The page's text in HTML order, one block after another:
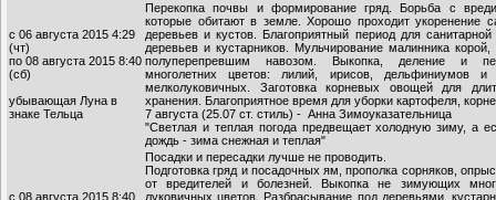
с 06 августа 2015 4:29
(чт)
по 08 августа 2015 8:40
(сб)
убывающая Луна в
знаке Тельца
Перекопка почвы и формирование гряд. Борьба с
которые обитают в земле. Хорошо проходит укоренение
деревьев и кустов. Благоприятный период для санитарной
деревьев и кустарников. Мульчирование малинника корой,
полуперепревшим навозом. Выкопка, деление и
многолетних цветов: лилий, ирисов, дельфиниумов и
мелколуковичных. Заготовка корневых овощей для
хранения. Благоприятное время для уборки картофеля,
7 августа (25.07 ст. стиль) - Анна Зимоуказательница
"Светлая и теплая погода предвещает холодную зиму, а
дождь - зима снежная и теплая"
с 08 августа 2015 8:40
Посадки и пересадки лучше не проводить.
Подготовка гряд и посадочных ям, прополка сорняков,
от вредителей и болезней. Выкопка не зимующих
луковичных цветов. Разбрасывание под деревьями,